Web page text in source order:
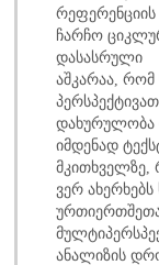
ჩარჩო
დასასრული
აშკარაა, რომ
დახურულობა
იმდენად
მკითხველზე,
ვერ ახერხებს
ანალიზის